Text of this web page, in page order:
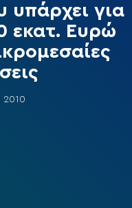
υπάρχει για
εκατ. Ευρώ
2010